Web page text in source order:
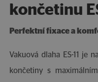
končetinu
Perfektní fixace a
Vakuová dlaha ES-11 je
končetiny s